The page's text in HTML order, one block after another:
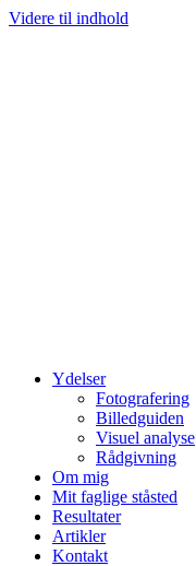
Videre til indhold
Ydelser
Fotografering
Billedguiden
Visuel analyse
Rådgivning
Om mig
Mit faglige ståsted
Resultater
Artikler
Kontakt